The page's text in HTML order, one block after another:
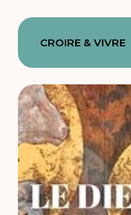
CROIRE & VIVRE